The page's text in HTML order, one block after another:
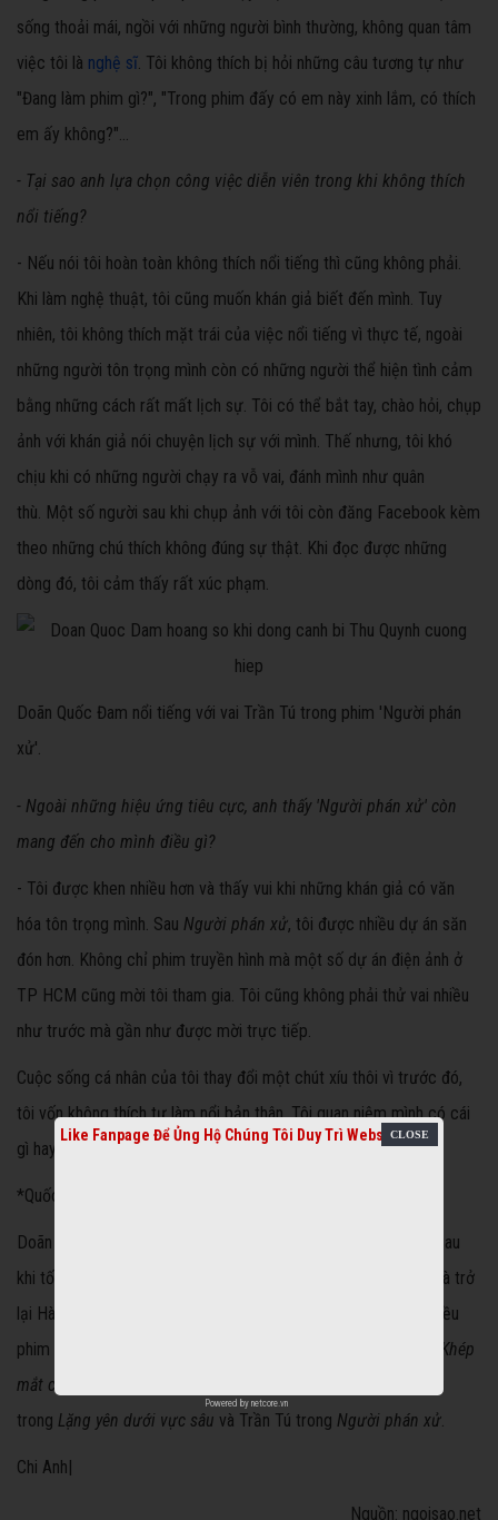
sống thoải mái, ngồi với những người bình thường, không quan tâm
việc tôi là nghệ sĩ. Tôi không thích bị hỏi những câu tương tự như
"Đang làm phim gì?", "Trong phim đấy có em này xinh lắm, có thích
em ấy không?"...
- Tại sao anh lựa chọn công việc diễn viên trong khi không thích
nổi tiếng?
- Nếu nói tôi hoàn toàn không thích nổi tiếng thì cũng không phải.
Khi làm nghệ thuật, tôi cũng muốn khán giả biết đến mình. Tuy
nhiên, tôi không thích mặt trái của việc nổi tiếng vì thực tế, ngoài
những người tôn trọng mình còn có những người thể hiện tình cảm
bằng những cách rất mất lịch sự. Tôi có thể bắt tay, chào hỏi, chụp
ảnh với khán giả nói chuyện lịch sự với mình. Thế nhưng, tôi khó
chịu khi có những người chạy ra vỗ vai, đánh mình như quân
thù. Một số người sau khi chụp ảnh với tôi còn đăng Facebook kèm
theo những chú thích không đúng sự thật. Khi đọc được những
dòng đó, tôi cảm thấy rất xúc phạm.
Doãn Quốc Đam nổi tiếng với vai Trần Tú trong phim 'Người phán
xử'.
- Ngoài những hiệu ứng tiêu cực, anh thấy 'Người phán xử' còn
mang đến cho mình điều gì?
- Tôi được khen nhiều hơn và thấy vui khi những khán giả có văn
hóa tôn trọng mình. Sau Người phán xử, tôi được nhiều dự án săn
đón hơn. Không chỉ phim truyền hình mà một số dự án điện ảnh ở
TP HCM cũng mời tôi tham gia. Tôi cũng không phải thử vai nhiều
như trước mà gần như được mời trực tiếp.
Cuộc sống cá nhân của tôi thay đổi một chút xíu thôi vì trước đó,
tôi vốn không thích tự làm nổi bản thân. Tôi quan niệm mình có cái
gì hay thì người ta tự biết chứ không thích khoe khoang.
*Quốc Đam trong vai Trần Tú của 'Người phán xử'
Doãn Quốc Đam từng theo học Đại học Sân khấu - Điện ảnh. Sau
khi tốt nghiệp, anh sinh sống chủ yếu ở quê nhà Thái Nguyên và trở
lại Hà Nội mỗi khi có dự án phim. Quốc Đam từng tham gia nhiều
phim truyền hình như
Khép
mắt chờ ngày mai
trong Lặng yên dưới vực sâu và Trần Tú trong Người phán xử.
Chi Anh|
Nguồn: ngoisao.net
Like Fanpage Để Ủng Hộ Chúng Tôi Duy Trì Website
Powered by netcore.vn